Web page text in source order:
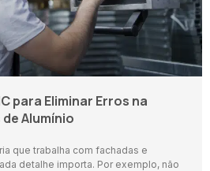
para Eliminar Erros na
Alumínio
que trabalha com fachadas e
detalhe importa. Por exemplo, não